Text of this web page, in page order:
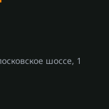
шоссе, 1